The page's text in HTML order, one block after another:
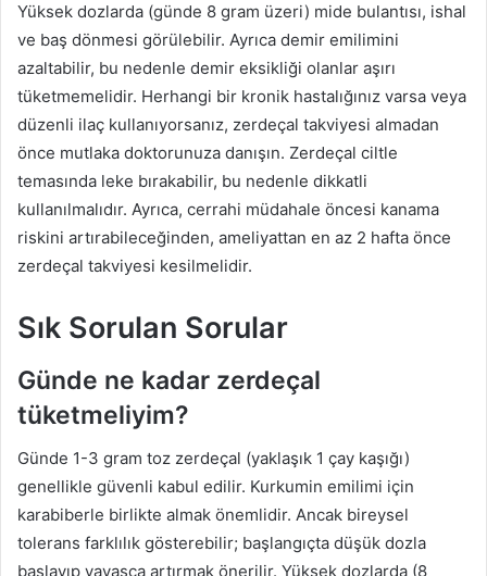
Yüksek dozlarda (günde 8 gram üzeri) mide bulantısı, ishal
ve baş dönmesi görülebilir. Ayrıca demir emilimini
azaltabilir, bu nedenle demir eksikliği olanlar aşırı
tüketmemelidir. Herhangi bir kronik hastalığınız varsa veya
düzenli ilaç kullanıyorsanız, zerdeçal takviyesi almadan
önce mutlaka doktorunuza danışın. Zerdeçal ciltle
temasında leke bırakabilir, bu nedenle dikkatli
kullanılmalıdır. Ayrıca, cerrahi müdahale öncesi kanama
riskini artırabileceğinden, ameliyattan en az 2 hafta önce
zerdeçal takviyesi kesilmelidir.
Sık Sorulan Sorular
Günde ne kadar zerdeçal
tüketmeliyim?
Günde 1-3 gram toz zerdeçal (yaklaşık 1 çay kaşığı)
genellikle güvenli kabul edilir. Kurkumin emilimi için
karabiberle birlikte almak önemlidir. Ancak bireysel
tolerans farklılık gösterebilir; başlangıçta düşük dozla
başlayıp yavaşça artırmak önerilir. Yüksek dozlarda (8